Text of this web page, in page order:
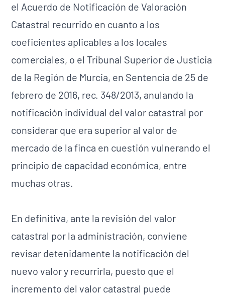
el Acuerdo de Notificación de Valoración
Catastral recurrido en cuanto a los
coeficientes aplicables a los locales
comerciales, o el Tribunal Superior de Justicia
de la Región de Murcia, en Sentencia de 25 de
febrero de 2016, rec. 348/2013, anulando la
notificación individual del valor catastral por
considerar que era superior al valor de
mercado de la finca en cuestión vulnerando el
principio de capacidad económica, entre
muchas otras.
En definitiva, ante la revisión del valor
catastral por la administración, conviene
revisar detenidamente la notificación del
nuevo valor y recurrirla, puesto que el
incremento del valor catastral puede